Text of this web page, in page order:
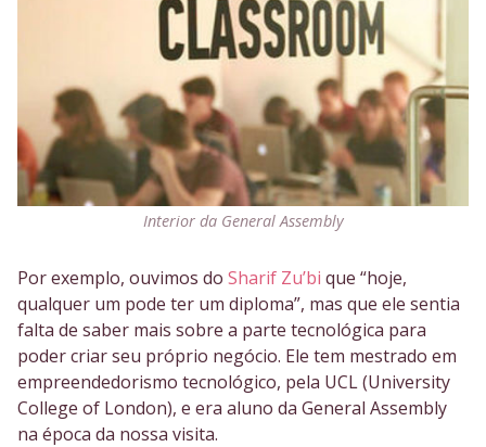
Interior da General Assembly
Por exemplo, ouvimos do Sharif Zu’bi que “hoje,
qualquer um pode ter um diploma”, mas que ele sentia
falta de saber mais sobre a parte tecnológica para
poder criar seu próprio negócio. Ele tem mestrado em
empreendedorismo tecnológico, pela UCL (University
College of London), e era aluno da General Assembly
na época da nossa visita.